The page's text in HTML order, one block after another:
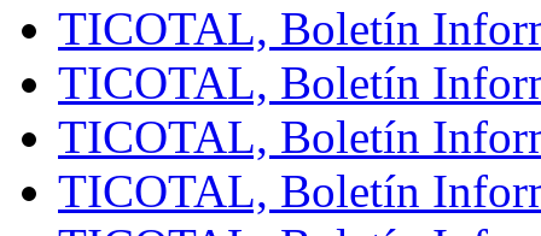
TICOTAL, Boletín
TICOTAL, Boletín
TICOTAL, Boletín
TICOTAL, Boletín